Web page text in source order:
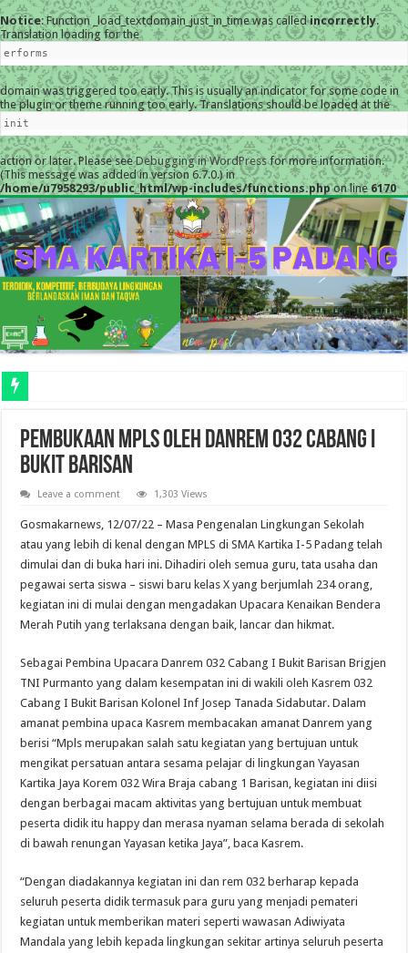
Notice: Function _load_textdomain_just_in_time was calledincorrectly.
Translation loading for the
erforms
domain was triggered too early. This is usually an indicator for some code in
the plugin or theme running too early. Translations should be loaded at the
init
action or later. Please seeDebugging in WordPressfor more information.
(This message was added in version 6.7.0.) in
/home/u7958293/public_html/wp-includes/functions.phpon line 6170
Pembukaan MPLS oleh Danrem 032 Cabang I
Bukit Barisan
Leave a comment 1,303 Views
Gosmakarnews, 12/07/22 – Masa Pengenalan Lingkungan Sekolah
atau yang lebih di kenal dengan MPLS di SMA Kartika I-5 Padang telah
dimulai dan di buka hari ini. Dihadiri oleh semua guru, tata usaha dan
pegawai serta siswa – siswi baru kelas X yang berjumlah 234 orang,
kegiatan ini di mulai dengan mengadakan Upacara Kenaikan Bendera
Merah Putih yang terlaksana dengan baik, lancar dan hikmat.
Sebagai Pembina Upacara Danrem 032 Cabang I Bukit Barisan Brigjen
TNI Purmanto yang dalam kesempatan ini di wakili oleh Kasrem 032
Cabang I Bukit Barisan Kolonel Inf Josep Tanada Sidabutar. Dalam
amanat pembina upaca Kasrem membacakan amanat Danrem yang
berisi “Mpls merupakan salah satu kegiatan yang bertujuan untuk
mengikat persatuan antara sesama pelajar di lingkungan Yayasan
Kartika Jaya Korem 032 Wira Braja cabang 1 Barisan, kegiatan ini diisi
dengan berbagai macam aktivitas yang bertujuan untuk membuat
peserta didik itu happy dan merasa nyaman selama berada di sekolah
di bawah renungan Yayasan ketika Jaya”, baca Kasrem.
“Dengan diadakannya kegiatan ini dan rem 032 berharap kepada
seluruh peserta didik termasuk para guru yang menjadi pemateri
kegiatan untuk memberikan materi seperti wawasan Adiwiyata
Mandala yang lebih kepada lingkungan sekitar artinya seluruh peserta